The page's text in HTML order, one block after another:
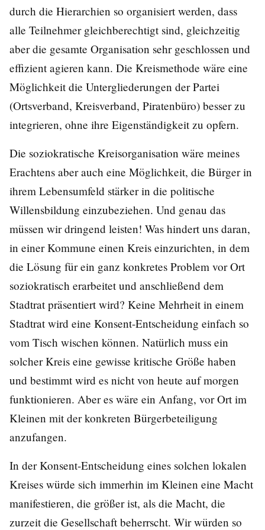
durch die Hierarchien so organisiert werden, dass
alle Teilnehmer gleichberechtigt sind, gleichzeitig
aber die gesamte Organisation sehr geschlossen und
effizient agieren kann. Die Kreismethode wäre eine
Möglichkeit die Untergliederungen der Partei
(Ortsverband, Kreisverband, Piratenbüro) besser zu
integrieren, ohne ihre Eigenständigkeit zu opfern.
Die soziokratische Kreisorganisation wäre meines
Erachtens aber auch eine Möglichkeit, die Bürger in
ihrem Lebensumfeld stärker in die politische
Willensbildung einzubeziehen. Und genau das
müssen wir dringend leisten! Was hindert uns daran,
in einer Kommune einen Kreis einzurichten, in dem
die Lösung für ein ganz konkretes Problem vor Ort
soziokratisch erarbeitet und anschließend dem
Stadtrat präsentiert wird? Keine Mehrheit in einem
Stadtrat wird eine Konsent-Entscheidung einfach so
vom Tisch wischen können. Natürlich muss ein
solcher Kreis eine gewisse kritische Größe haben
und bestimmt wird es nicht von heute auf morgen
funktionieren. Aber es wäre ein Anfang, vor Ort im
Kleinen mit der konkreten Bürgerbeteiligung
anzufangen.
In der Konsent-Entscheidung eines solchen lokalen
Kreises würde sich immerhin im Kleinen eine Macht
manifestieren, die größer ist, als die Macht, die
zurzeit die Gesellschaft beherrscht. Wir würden so